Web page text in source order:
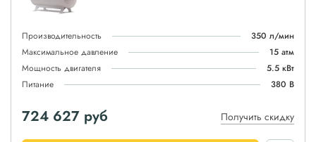
Производительность
350 л/мин
Максимальное давление
15 атм
Мощность двигателя
5.5 кВт
Питание
380 В
724 627 руб Получить скидку